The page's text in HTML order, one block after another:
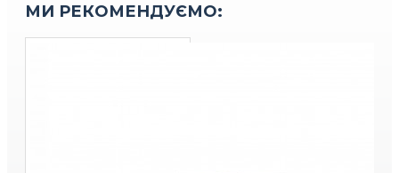
МИ РЕКОМЕНДУЄМО: